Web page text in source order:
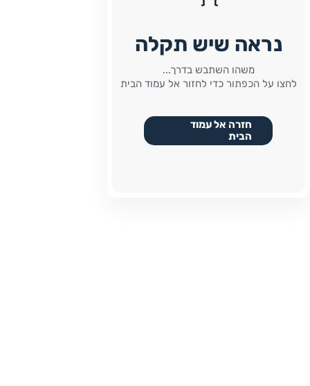
נראה שיש תקלה
משהו השתבש בדרך...
לחצו על הכפתור כדי לחזור אל עמוד הבית
חזרה אל עמוד
הבית